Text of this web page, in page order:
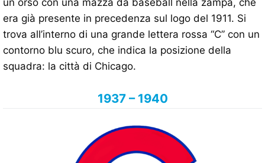
un orso con una mazza da baseball nella zampa, che
era già presente in precedenza sul logo del 1911. Si
trova all’interno di una grande lettera rossa “C” con un
contorno blu scuro, che indica la posizione della
squadra: la città di Chicago.
1937 – 1940